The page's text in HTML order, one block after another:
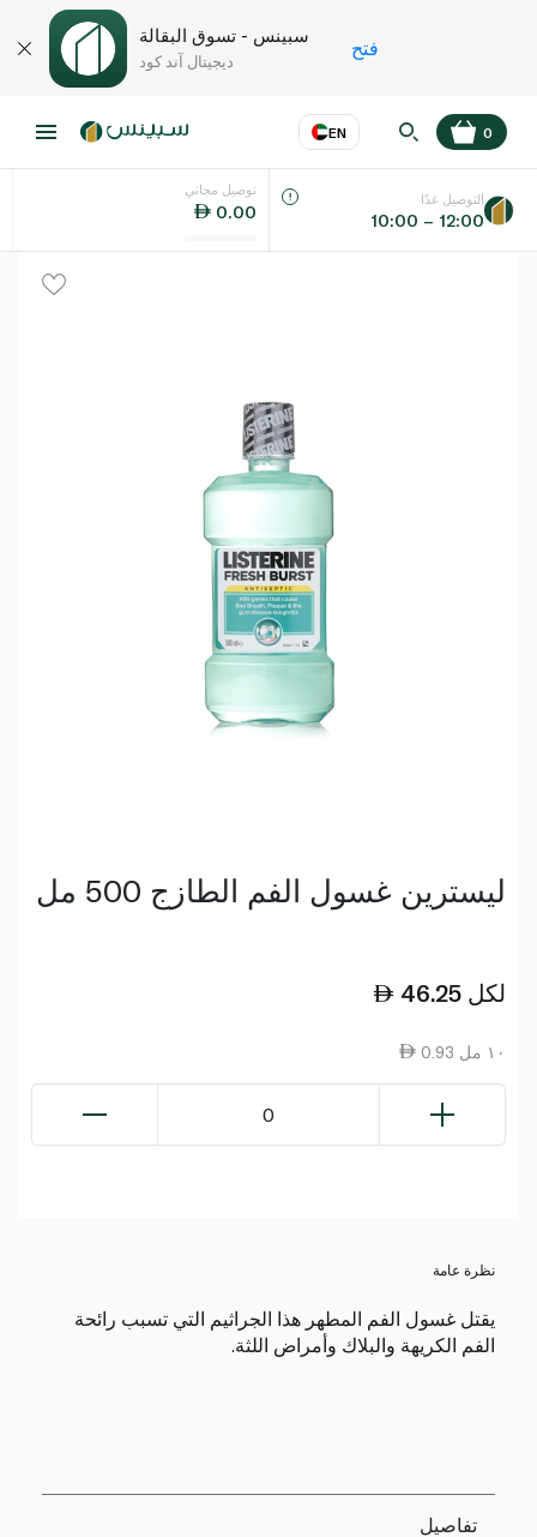
سبينس - تسوق البقالة
ديجيتال آند كود
فتح
EN
اللغة عر
0
توصيل مجاني
0.00
التوصيل غدًا
10:00 – 12:00
ليسترين غسول الفم الطازج 500 مل
46.25 لكل
0.93 ١٠ مل
0
نظرة عامة
يقتل غسول الفم المطهر هذا الجراثيم التي تسبب رائحة
الفم الكريهة والبلاك وأمراض اللثة.
تفاصيل